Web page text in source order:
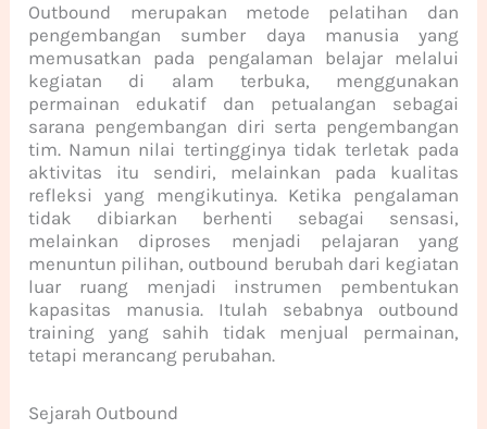
Outbound merupakan metode pelatihan dan
pengembangan sumber daya manusia yang
memusatkan pada pengalaman belajar melalui
kegiatan di alam terbuka, menggunakan
permainan edukatif dan petualangan sebagai
sarana pengembangan diri serta pengembangan
tim. Namun nilai tertingginya tidak terletak pada
aktivitas itu sendiri, melainkan pada kualitas
refleksi yang mengikutinya. Ketika pengalaman
tidak dibiarkan berhenti sebagai sensasi,
melainkan diproses menjadi pelajaran yang
menuntun pilihan, outbound berubah dari kegiatan
luar ruang menjadi instrumen pembentukan
kapasitas manusia. Itulah sebabnya outbound
training yang sahih tidak menjual permainan,
tetapi merancang perubahan.
Sejarah Outbound